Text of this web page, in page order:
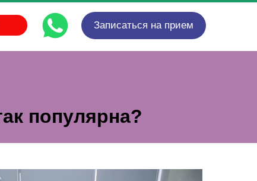
Записаться на прием
популярна?